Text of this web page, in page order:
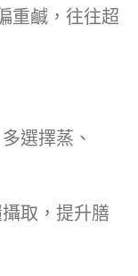
重鹹，往往超
選擇蒸、
取，提升膳